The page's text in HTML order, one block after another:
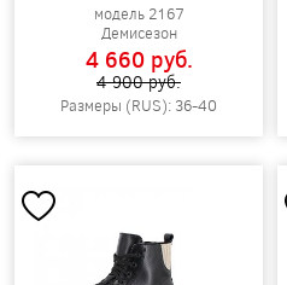
модель 2167
Демисезон
4 660 pуб.
4 900 pуб.
Размеры (RUS): 36-40